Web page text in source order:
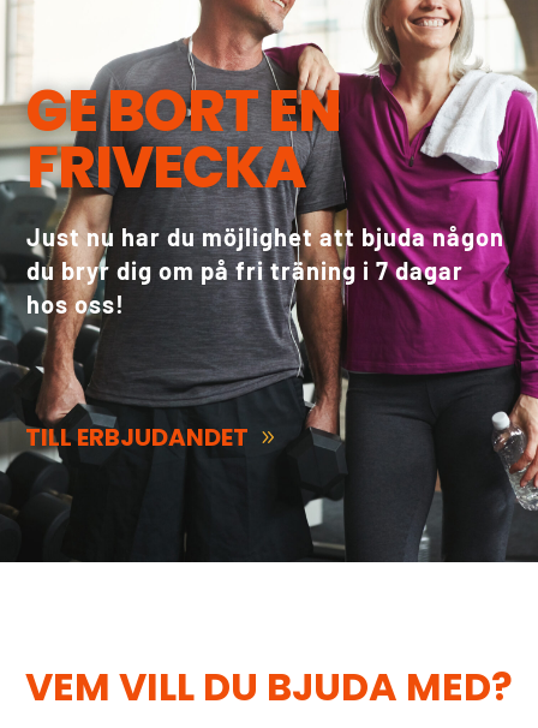
GE BORT EN
FRIVECKA
Just nu har du möjlighet att bjuda någon
du bryr dig om på fri träning i 7 dagar
hos oss!
TILL ERBJUDANDET
VEM VILL DU BJUDA MED?